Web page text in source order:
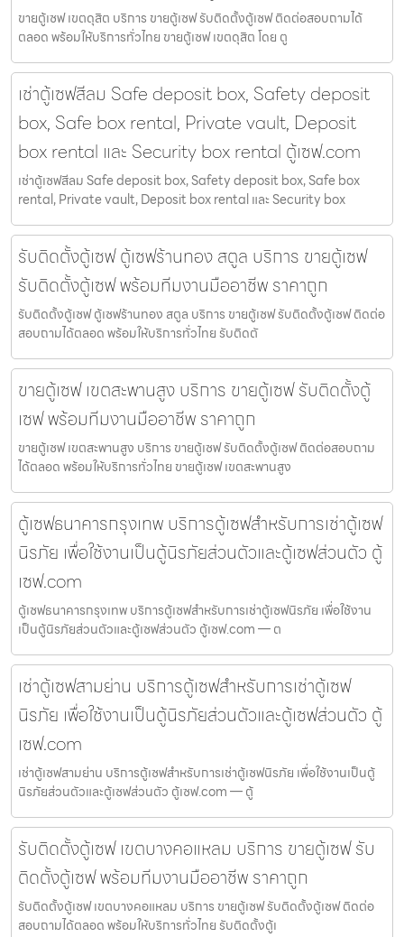
ขายตู้เซฟ เขตดุสิต บริการ ขายตู้เซฟ รับติดตั้งตู้เซฟ ติดต่อสอบถามได้
ตลอด พร้อมให้บริการทั่วไทย ขายตู้เซฟ เขตดุสิต โดย ตู
เช่าตู้เซฟสีลม Safe deposit box, Safety deposit
box, Safe box rental, Private vault, Deposit
box rental และ Security box rental ตู้เซฟ.com
เช่าตู้เซฟสีลม Safe deposit box, Safety deposit box, Safe box
rental, Private vault, Deposit box rental และ Security box
รับติดตั้งตู้เซฟ ตู้เซฟร้านทอง สตูล บริการ ขายตู้เซฟ
รับติดตั้งตู้เซฟ พร้อมทีมงานมืออาชีพ ราคาถูก
รับติดตั้งตู้เซฟ ตู้เซฟร้านทอง สตูล บริการ ขายตู้เซฟ รับติดตั้งตู้เซฟ ติดต่อ
สอบถามได้ตลอด พร้อมให้บริการทั่วไทย รับติดตั
ขายตู้เซฟ เขตสะพานสูง บริการ ขายตู้เซฟ รับติดตั้งตู้
เซฟ พร้อมทีมงานมืออาชีพ ราคาถูก
ขายตู้เซฟ เขตสะพานสูง บริการ ขายตู้เซฟ รับติดตั้งตู้เซฟ ติดต่อสอบถาม
ได้ตลอด พร้อมให้บริการทั่วไทย ขายตู้เซฟ เขตสะพานสูง
ตู้เซฟธนาคารกรุงเทพ บริการตู้เซฟสำหรับการเช่าตู้เซฟ
นิรภัย เพื่อใช้งานเป็นตู้นิรภัยส่วนตัวและตู้เซฟส่วนตัว ตู้
เซฟ.com
ตู้เซฟธนาคารกรุงเทพ บริการตู้เซฟสำหรับการเช่าตู้เซฟนิรภัย เพื่อใช้งาน
เป็นตู้นิรภัยส่วนตัวและตู้เซฟส่วนตัว ตู้เซฟ.com — ต
เช่าตู้เซฟสามย่าน บริการตู้เซฟสำหรับการเช่าตู้เซฟ
นิรภัย เพื่อใช้งานเป็นตู้นิรภัยส่วนตัวและตู้เซฟส่วนตัว ตู้
เซฟ.com
เช่าตู้เซฟสามย่าน บริการตู้เซฟสำหรับการเช่าตู้เซฟนิรภัย เพื่อใช้งานเป็นตู้
นิรภัยส่วนตัวและตู้เซฟส่วนตัว ตู้เซฟ.com — ตู้
รับติดตั้งตู้เซฟ เขตบางคอแหลม บริการ ขายตู้เซฟ รับ
ติดตั้งตู้เซฟ พร้อมทีมงานมืออาชีพ ราคาถูก
รับติดตั้งตู้เซฟ เขตบางคอแหลม บริการ ขายตู้เซฟ รับติดตั้งตู้เซฟ ติดต่อ
สอบถามได้ตลอด พร้อมให้บริการทั่วไทย รับติดตั้งตู้เ